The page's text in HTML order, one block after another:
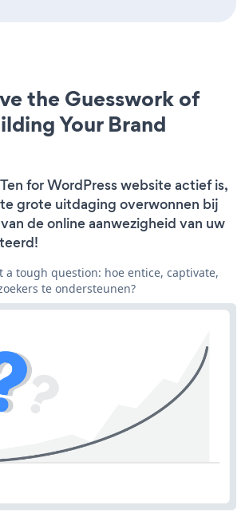
the Guesswork of
Your Brand
for WordPress website actief is,
grote uitdaging overwonnen bij
de online aanwezigheid van uw
a tough question: hoe entice, captivate,
te ondersteunen?